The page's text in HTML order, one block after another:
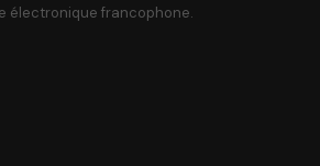
électronique francophone.